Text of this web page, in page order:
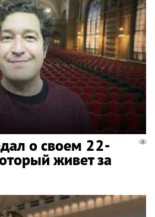
о своем 22-
живет за